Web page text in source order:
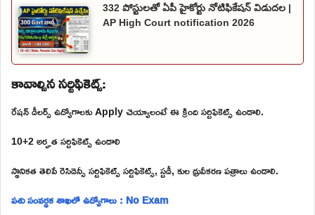
332 పోస్టులతో ఏపీ హైకోర్టు నోటిఫికేషన్ విడుదల |
AP High Court notification 2026
కావాల్సిన సర్టిఫికెట్స్:
రేషన్ డీలర్స్ ఉద్యోగాలకు Apply చెయ్యాలంటే ఈ క్రింది సర్టిఫికెట్స్ ఉండాలి.
10+2 అర్హత సర్టిఫికెట్స్ ఉండాలి
స్థానికత తెలిపే రెసిడెన్సీ సర్టిఫికెట్స్ సర్టిఫికెట్స్, స్టడీ, కుల ధ్రువీకరణ పత్రాలు ఉండాలి.
పశు సంవర్ధక శాఖలో ఉద్యోగాలు : No Exam